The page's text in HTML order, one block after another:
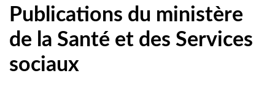
Publications du ministère
de la Santé et des Services
sociaux